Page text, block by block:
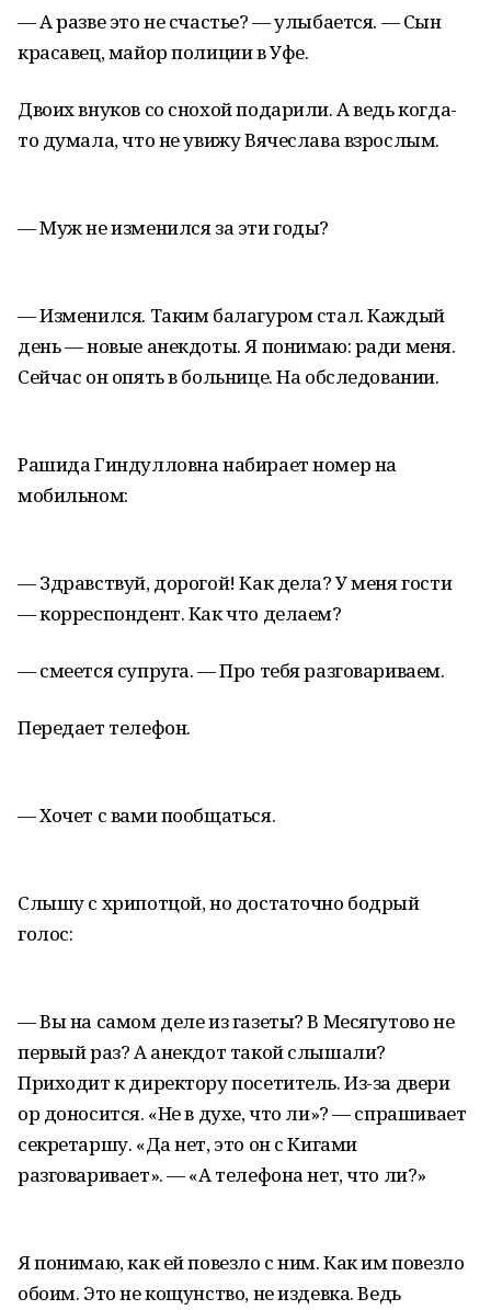
— А разве это не счастье? — улыбается. — Сын
красавец, майор полиции в Уфе.
Двоих внуков со снохой подарили. А ведь когда-
то думала, что не увижу Вячеслава взрослым.
— Муж не изменился за эти годы?
— Изменился. Таким балагуром стал. Каждый
день — новые анекдоты. Я понимаю: ради меня.
Сейчас он опять в больнице. На обследовании.
Рашида Гиндулловна набирает номер на
мобильном:
— Здравствуй, дорогой! Как дела? У меня гости
— корреспондент. Как что делаем?
— смеется супруга. — Про тебя разговариваем.
Передает телефон.
— Хочет с вами пообщаться.
Слышу с хрипотцой, но достаточно бодрый
голос:
— Вы на самом деле из газеты? В Месягутово не
первый раз? А анекдот такой слышали?
Приходит к директору посетитель. Из-за двери
ор доносится. «Не в духе, что ли»? — спрашивает
секретаршу. «Да нет, это он с Кигами
разговаривает». — «А телефона нет, что ли?»
Я понимаю, как ей повезло с ним. Как им повезло
обоим. Это не кощунство, не издевка. Ведь